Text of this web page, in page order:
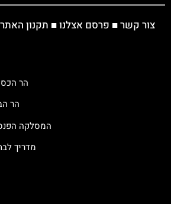
צור קשר■ פרסם אצלנו■ תקנון האתר
הר
הר
המסלקה
מדריך